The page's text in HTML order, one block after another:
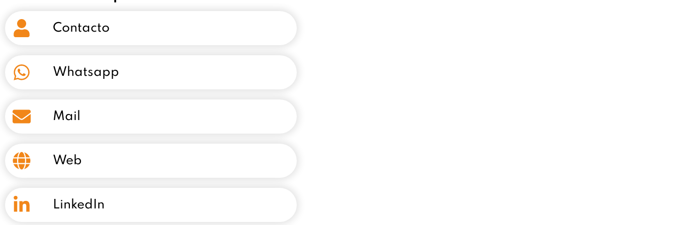
Contacto
Whatsapp
Mail
Web
LinkedIn